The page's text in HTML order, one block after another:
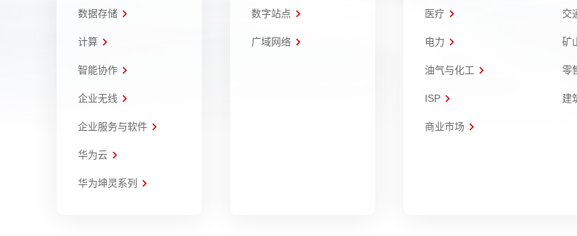
数据存储
计算
智能协作
企业无线
企业服务与软件
华为云
华为坤灵系列
数字站点
广域网络
医疗 交
电力 矿
油气与化工 零
ISP 建
商业市场